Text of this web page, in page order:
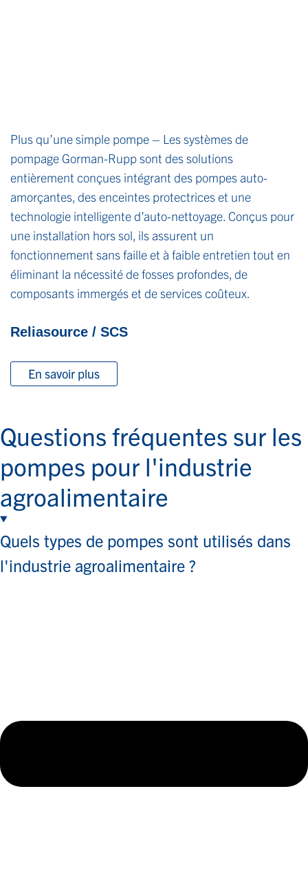
Plus qu’une simple pompe – Les systèmes de
pompage Gorman-Rupp sont des solutions
entièrement conçues intégrant des pompes auto-
amorçantes, des enceintes protectrices et une
technologie intelligente d’auto-nettoyage. Conçus pour
une installation hors sol, ils assurent un
fonctionnement sans faille et à faible entretien tout en
éliminant la nécessité de fosses profondes, de
composants immergés et de services coûteux.
Reliasource / SCS
En savoir plus
Questions fréquentes sur les
pompes pour l'industrie
agroalimentaire
Quels types de pompes sont utilisés dans
l'industrie agroalimentaire ?